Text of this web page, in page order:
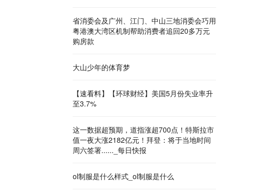
省消委会及广州、江门、中山三地消委会巧用
粤港澳大湾区机制帮助消费者追回20多万元
购房款
大山少年的体育梦
【速看料】【环球财经】美国5月份失业率升
至3.7%
这一数据超预期，道指涨超700点！特斯拉市
值一夜大涨2182亿元！拜登：将于当地时间
周六签署......_每日快报
ol制服是什么样式_ol制服是什么